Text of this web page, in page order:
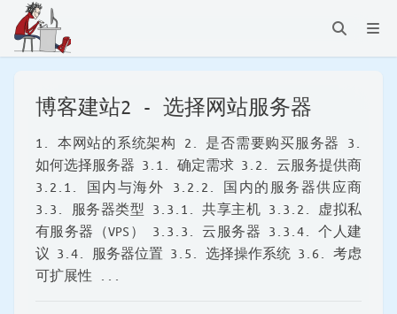
博客建站2 - 选择网站服务器
1. 本网站的系统架构 2. 是否需要购买服务器 3.
如何选择服务器 3.1. 确定需求 3.2. 云服务提供商
3.2.1. 国内与海外 3.2.2. 国内的服务器供应商
3.3. 服务器类型 3.3.1. 共享主机 3.3.2. 虚拟私
有服务器（VPS） 3.3.3. 云服务器 3.3.4. 个人建
议 3.4. 服务器位置 3.5. 选择操作系统 3.6. 考虑
可扩展性 ...